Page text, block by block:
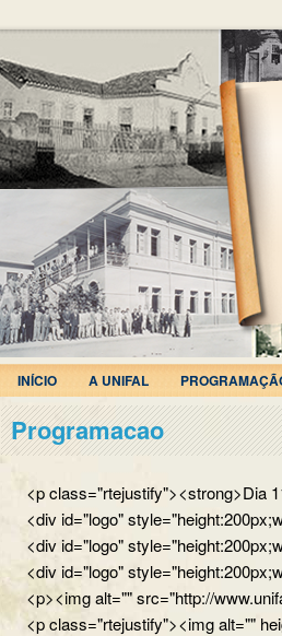
INÍCIO A UNIFAL
Programacao
<p class="rtejustify"><strong>Dia
<div id="logo"
<div id="logo"
<div id="logo"
<p><img alt="" src="http://
<p class="rtejustify"><img alt=""